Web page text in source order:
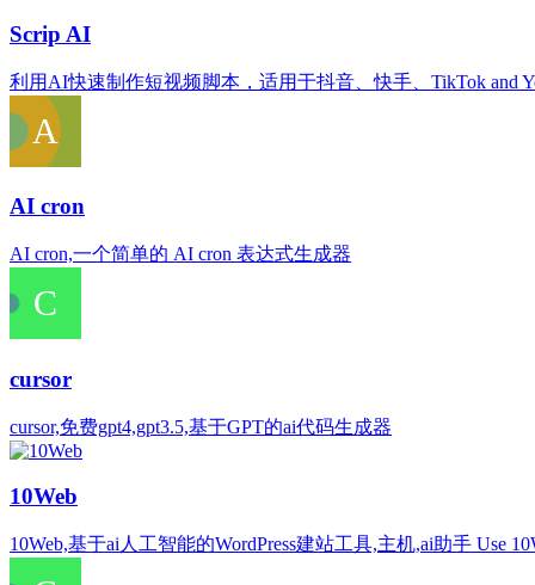
Scrip AI
利用AI快速制作短视频脚本，适用于抖音、快手、TikTok and
AI cron
AI cron,一个简单的 AI cron 表达式生成器
cursor
cursor,免费gpt4,gpt3.5,基于GPT的ai代码生成器
10Web
10Web,基于ai人工智能的WordPress建站工具,主机,ai助手 Use